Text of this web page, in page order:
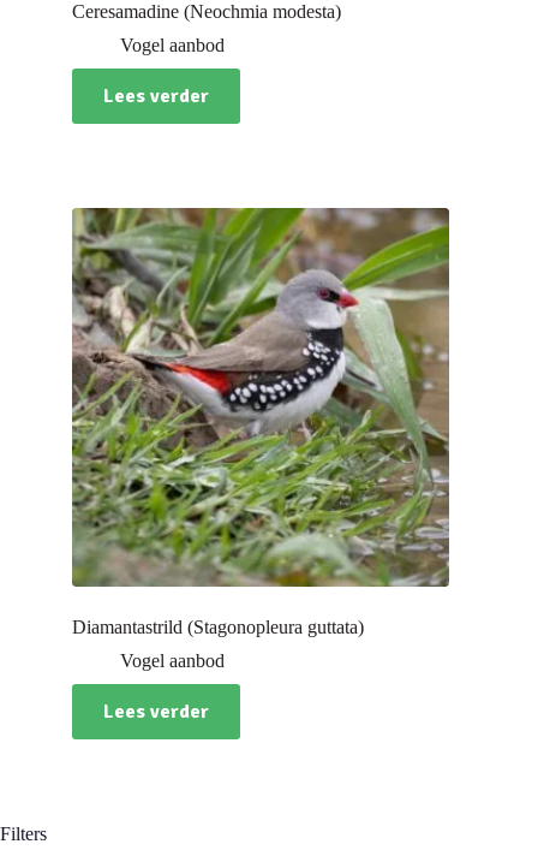
Ceresamadine (Neochmia modesta)
Vogel aanbod
Lees verder
Diamantastrild (Stagonopleura guttata)
Vogel aanbod
Lees verder
Filters